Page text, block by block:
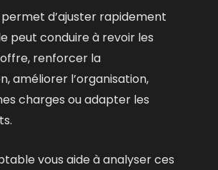
d’ajuster rapidement
peut conduire à revoir les
renforcer la
améliorer l’organisation,
charges ou adapter les
vous aide à analyser ces